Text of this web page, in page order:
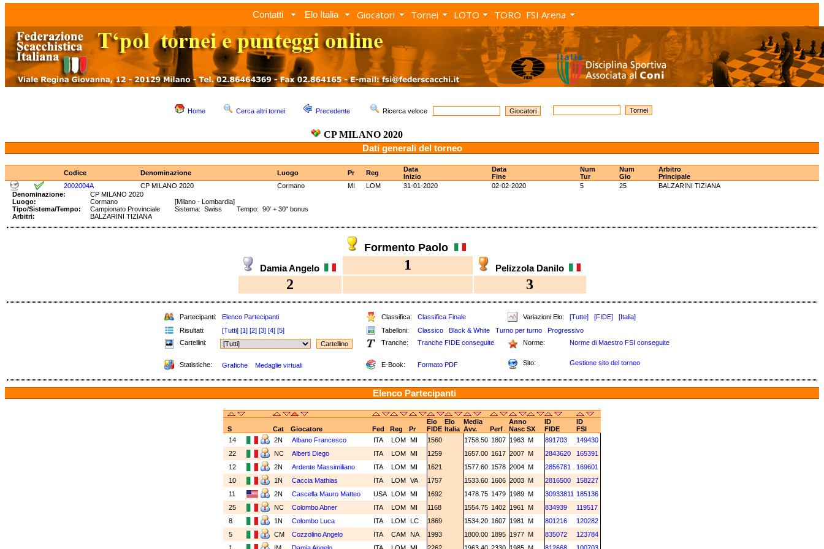
Contatti Elo Italia Giocatori Tornei LOTO TORO FSI Arena
Home Cerca altri tornei Precedente Ricerca veloce
CP MILANO 2020
Dati generali del torneo
Codice Denominazione Luogo Pr Reg
Data
Inizio
Data
Fine
Num
Tur
Num
Gio
Arbitro
Principale
2002004A
CP MILANO 2020 Cormano MI LOM 31-01-2020 02-02-2020 5 25
BALZARINI TIZIANA
Denominazione:
CP MILANO 2020
Luogo:
Cormano
[Milano - Lombardia]
Tipo/Sistema/Tempo:
Campionato Provinciale Sistema: Swiss Tempo: 90' + 30" bonus
Arbitri:
BALZARINI TIZIANA
Formento Paolo
Damia Angelo 1 Pelizzola Danilo
2 3
Partecipanti: Elenco Partecipanti Classifica: Classifica Finale Variazioni Elo: [Tutte] [FIDE]
[Italia]
Risultati:
[Tutti] [1] [2] [3] [4] [5] Tabelloni: Classico Black & White Turno per turno
Progressivo
Cartellini:
Tranche: Tranche FIDE conseguite Norme: Norme di Maestro FSI conseguite
Statistiche: Grafiche Medaglie virtuali E-Book: Formato PDF Sito: Gestione sito del torneo
Elenco Partecipanti
Elo Elo Media Anno ID
ID
S
Cat Giocatore Fed Reg Pr FIDE Italia Avv. Perf Nasc SX FIDE
FSI
14
2N Albano Francesco ITA LOM MI 1560 1758.50 1807 1963 M 891703
149430
22
NC Alberti Diego ITA LOM MI 1259 1657.00 1617 2007 M 2843620
165391
12
2N Ardente Massimiliano ITA LOM MI 1621 1577.60 1578 2004 M 2856781
169601
10
1N Caccia Mathias ITA LOM VA 1757 1533.60 1606 2003 M 2816500
158227
11
2N Cascella Mauro Matteo USA LOM MI 1692 1478.75 1479 1989 M 30933811 185136
25
NC Colombo Abner ITA LOM MI 1168 1554.75 1402 1961 M 834939
119517
8
1N Colombo Luca ITA LOM LC 1869 1534.20 1607 1981 M 801216
120282
5
CM Cozzolino Angelo ITA CAM NA 1993 1800.00 1895 1977 M 835072
123784